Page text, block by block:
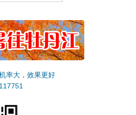
率大，效果更好